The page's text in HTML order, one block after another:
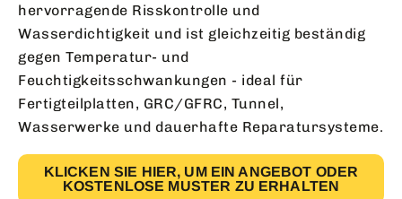
hervorragende Risskontrolle und
Wasserdichtigkeit und ist gleichzeitig beständig
gegen Temperatur- und
Feuchtigkeitsschwankungen - ideal für
Fertigteilplatten, GRC/GFRC, Tunnel,
Wasserwerke und dauerhafte Reparatursysteme.
KLICKEN SIE HIER, UM EIN ANGEBOT ODER
KOSTENLOSE MUSTER ZU ERHALTEN